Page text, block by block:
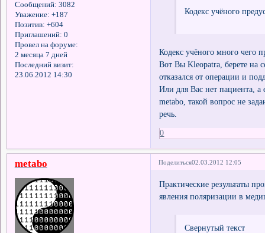
Сообщений: 3082
Уважение: +187
Позитив: +604
Приглашений: 0
Провел на форуме:
2 месяца 7 дней
Последний визит:
23.06.2012 14:30
Кодекс учёного
Кодекс учёного много чего
Вот Вы Kleopatra, берете на
отказался от операции и
Или для Вас нет пациента, а
metabo, такой вопрос не
речь.
0
Поделиться02.03.2012 12:05
metabo
Практические результаты
явления поляризации в
Свернутый текст